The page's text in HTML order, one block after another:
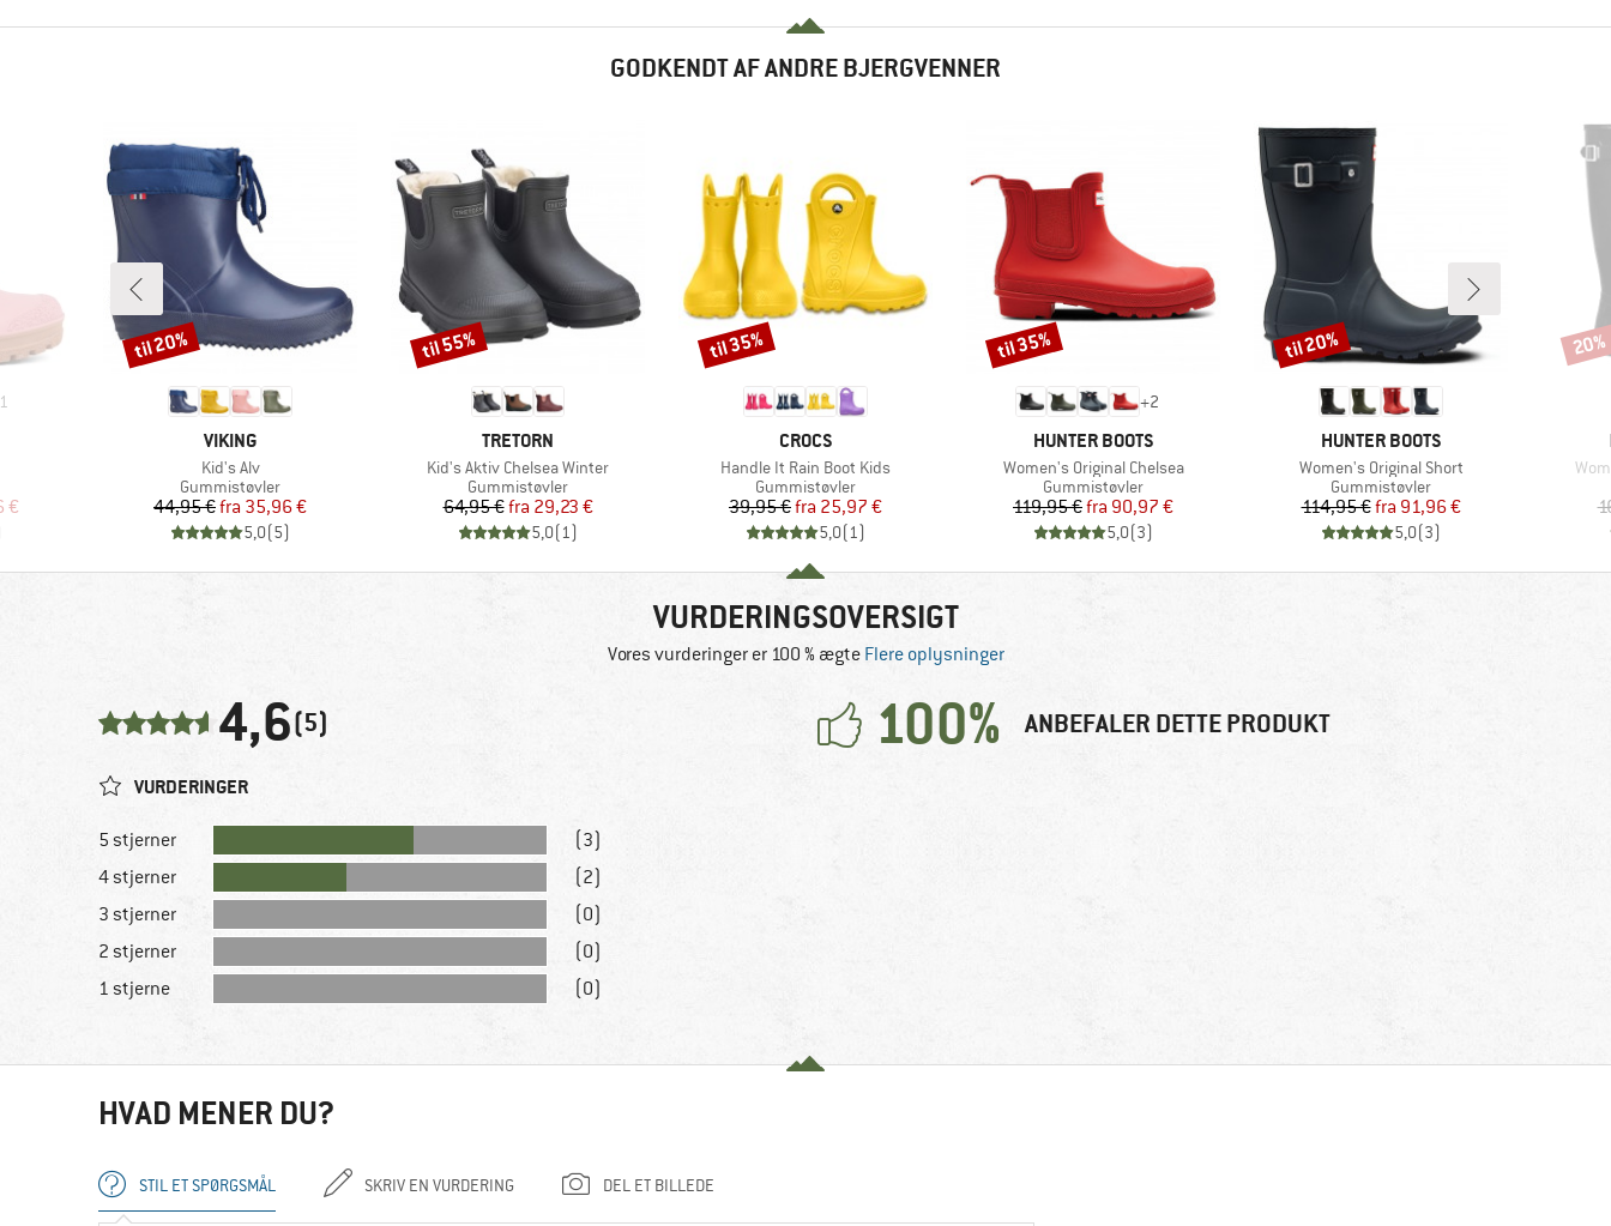
GODKENDT AF ANDRE BJERGVENNER
1
€
MÆRKE
VIKING
Artikel
Kid's Alv
Produktgruppe
Gummistøvler
Pris
44,95 € Nedsat pris
fra 35,96 €
5,0(5)
Rabat
til 20%
MÆRKE
TRETORN
Artikel
Kid's Aktiv Chelsea Winter
Produktgruppe
Gummistøvler
Pris
64,95 € Nedsat pris
fra 29,23 €
5,0(1)
Rabat
til 55%
MÆRKE
CROCS
Artikel
Handle It Rain Boot Kids
Produktgruppe
Gummistøvler
Pris
39,95 € Nedsat pris
fra 25,97 €
5,0(1)
Rabat
til 35%
+2
MÆRKE
HUNTER BOOTS
Artikel
Women's Original Chelsea
Produktgruppe
Gummistøvler
Pris
119,95 € Nedsat pris
fra 90,97 €
5,0(3)
Rabat
til 35%
MÆRKE
HUNTER BOOTS
Artikel
Women's Original Short
Produktgruppe
Gummistøvler
Pris
114,95 € Nedsat pris
fra 91,96 €
5,0(3)
Rabat
til 20% Rabat
20%
VURDERINGSOVERSIGT
Vores vurderinger er 100 % ægte Flere oplysninger
4,6(5) 100% ANBEFALER DETTE PRODUKT
VURDERINGER
5 stjerner
(3)
4 stjerner
(2)
3 stjerner
(0)
2 stjerner
(0)
1 stjerne
(0)
HVAD MENER DU?
STIL ET SPØRGSMÅL SKRIV EN VURDERING DEL ET BILLEDE